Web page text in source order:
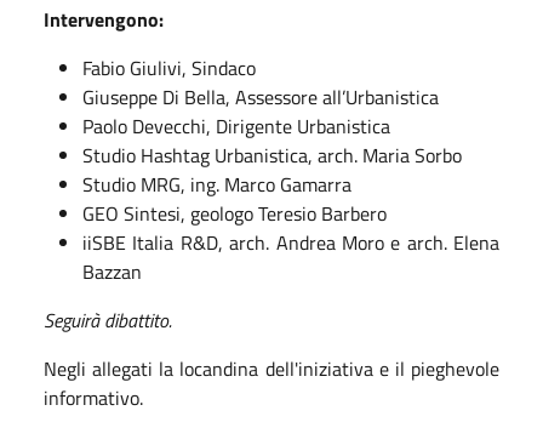
Intervengono:
Fabio Giulivi, Sindaco
Giuseppe Di Bella, Assessore all’Urbanistica
Paolo Devecchi, Dirigente Urbanistica
Studio Hashtag Urbanistica, arch. Maria Sorbo
Studio MRG, ing. Marco Gamarra
GEO Sintesi, geologo Teresio Barbero
iiSBE Italia R&D, arch. Andrea Moro e arch. Elena
Bazzan
Seguirà dibattito.
Negli allegati la locandina dell'iniziativa e il pieghevole
informativo.